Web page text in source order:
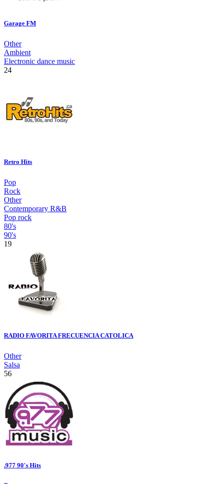
Garage FM
Other
Ambient
Electronic dance music
24
Retro Hits
Pop
Rock
Other
Contemporary R&B
Pop rock
80's
90's
19
RADIO FAVORITA FRECUENCIA CATOLICA
Other
Salsa
56
.977 90's Hits